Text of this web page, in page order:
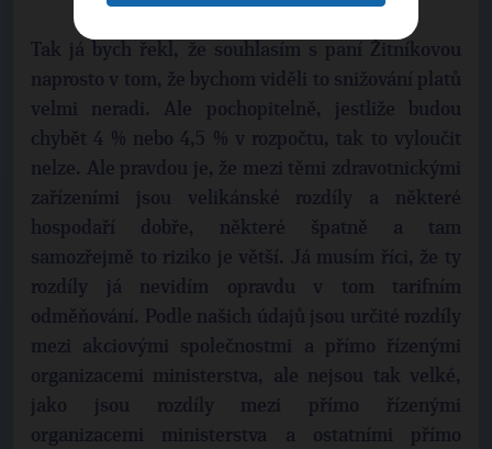
Tak já bych řekl, že souhlasím s paní Žitníkovou
naprosto v tom, že bychom viděli to snižování platů
velmi neradi. Ale pochopitelně, jestliže budou
chybět 4 % nebo 4,5 % v rozpočtu, tak to vyloučit
nelze. Ale pravdou je, že mezi těmi zdravotnickými
zařízeními jsou velikánské rozdíly a některé
hospodaří dobře, některé špatně a tam
samozřejmě to riziko je větší. Já musím říci, že ty
rozdíly já nevidím opravdu v tom tarifním
odměňování. Podle našich údajů jsou určité rozdíly
mezi akciovými společnostmi a přímo řízenými
organizacemi ministerstva, ale nejsou tak velké,
jako jsou rozdíly mezi přímo řízenými
organizacemi ministerstva a ostatními přímo